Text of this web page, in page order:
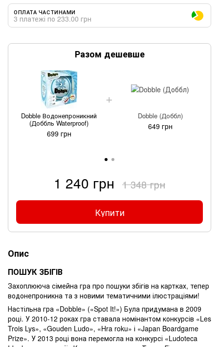
ОПЛАТА ЧАСТИНАМИ
3 платежі по 233.00 грн
Разом дешевше
Dobble Водонепроникний
(Доббль Waterproof)
699 грн
Dobble (Доббл)
649 грн
1 240 грн 1 348 грн
Купити
Опис
ПОШУК ЗБІГІВ
Захоплююча сімейна гра про пошуки збігів на картках, тепер
водонепроникна та з новими тематичними ілюстраціями!
Настільна гра «Dobble» («Spot It!») Була придумана в 2009
році. У 2010-12 роках гра ставала номінантом конкурсів «Les
Trois Lys», «Gouden Ludo», «Hra roku» і «Japan Boardgame
Prize». У 2013 році вона перемогла на конкурсі «Ludoteca